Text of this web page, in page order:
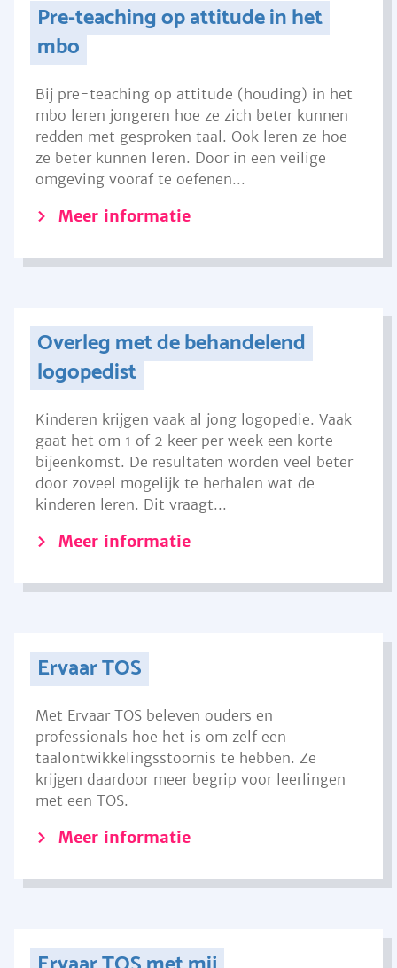
Pre-teaching op attitude in het
mbo
Bij pre-teaching op attitude (houding) in het
mbo leren jongeren hoe ze zich beter kunnen
redden met gesproken taal. Ook leren ze hoe
ze beter kunnen leren. Door in een veilige
omgeving vooraf te oefenen...
Meer informatie
Overleg met de behandelend
logopedist
Kinderen krijgen vaak al jong logopedie. Vaak
gaat het om 1 of 2 keer per week een korte
bijeenkomst. De resultaten worden veel beter
door zoveel mogelijk te herhalen wat de
kinderen leren. Dit vraagt...
Meer informatie
Ervaar TOS
Met Ervaar TOS beleven ouders en
professionals hoe het is om zelf een
taalontwikkelingsstoornis te hebben. Ze
krijgen daardoor meer begrip voor leerlingen
met een TOS.
Meer informatie